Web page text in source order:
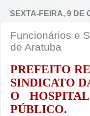
SEXTA-FEIRA, 9 DE
Funcionários e
de Aratuba
PREFEITO
SINDICATO
O
PÚBLICO.